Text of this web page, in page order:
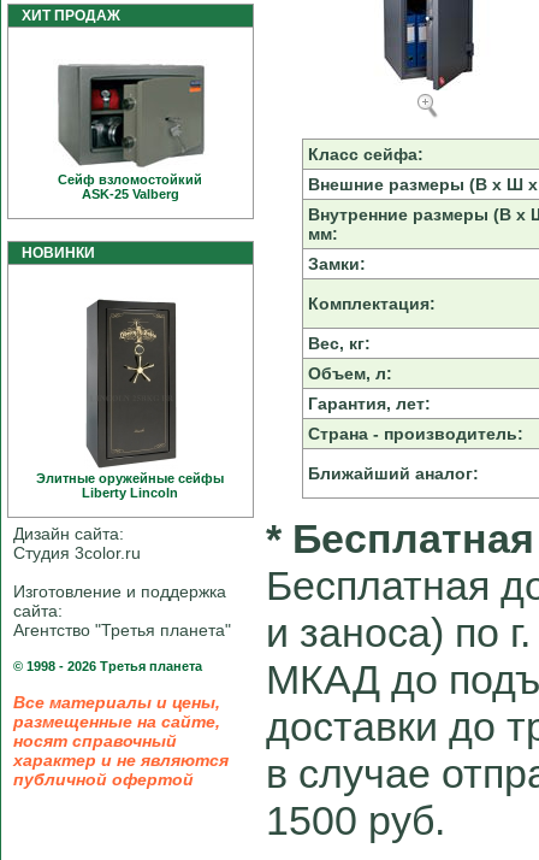
ХИТ ПРОДАЖ
Сейф взломостойкий
ASK-25 Valberg
НОВИНКИ
Элитные оружейные сейфы
Liberty Linсoln
Дизайн сайта:
Студия 3color.ru
Изготовление и поддержка
сайта:
Агентство "Третья планета"
© 1998 - 2026 Третья планета
Все материалы и цены,
размещенные на сайте,
носят справочный
характер и не являются
публичной офертой
Класс сейфа:
Внешние размеры (В х Ш
Внутренние размеры (В х
мм:
Замки:
Комплектация:
Вес, кг:
Объем, л:
Гарантия, лет:
Страна - производитель:
Ближайший аналог:
*
Бесплатная
и заноса) по
МКАД до
доставки до
в случае
1500 руб.